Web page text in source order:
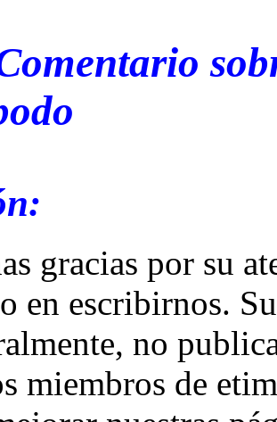
gracias por su
en escribirnos.
no
miembros de